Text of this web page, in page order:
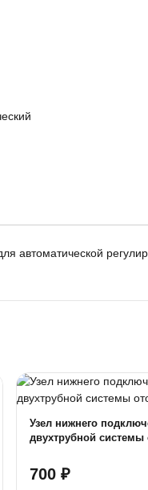
автоматической
Узел нижнего
двухтрубной системы
700 ₽